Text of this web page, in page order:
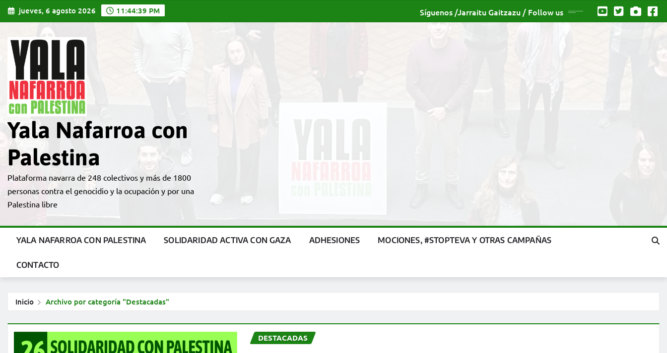
Saltarjueves, 6 agosto 2026 11:44:40 PM Síguenos /Jarraitu Gaitzazu / Follow us
Yala Nafarroa con
Palestina
Plataforma navarra de 248 colectivos y más de 1800
personas contra el genocidio y la ocupación y por una
Palestina libre
YALA NAFARROA CON PALESTINA SOLIDARIDAD ACTIVA CON GAZA ADHESIONES MOCIONES, #STOPTEVA Y OTRAS CAMPAÑAS
CONTACTO
Inicio Archivo por categoría "Destacadas"
DESTACADAS